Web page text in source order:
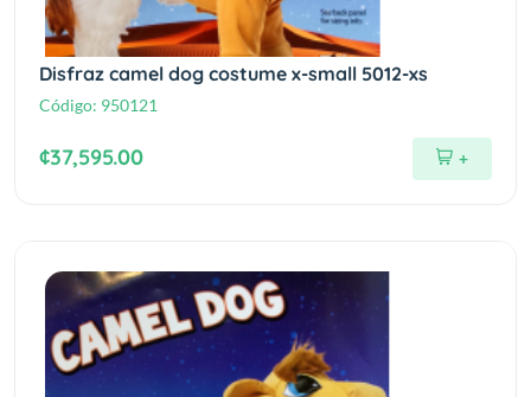
Disfraz camel dog costume x-small 5012-xs
Código: 950121
¢37,595.00 +